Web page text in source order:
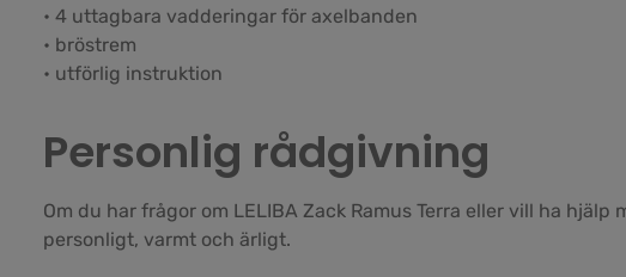
• 4 uttagbara vadderingar för axelbanden
• bröstrem
• utförlig instruktion
Personlig rådgivning
Om du har frågor om LELIBA Zack Ramus Terra eller vill ha
personligt, varmt och ärligt.